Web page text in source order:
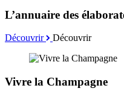
L’annuaire des
Découvrir Découvrir
Vivre la Champagne